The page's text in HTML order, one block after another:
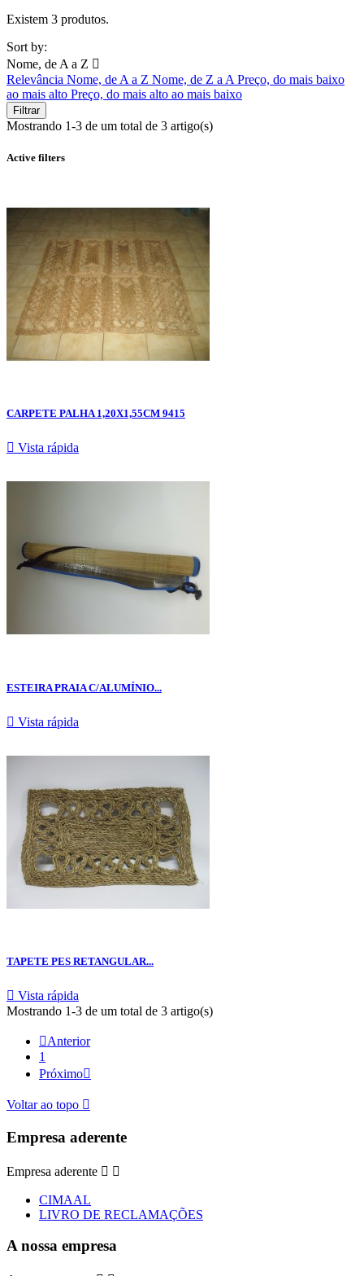
Existem 3 produtos.
Sort by:
Nome, de A a Z 
Relevância Nome, de A a Z Nome, de Z a A Preço, do mais baixo
ao mais alto Preço, do mais alto ao mais baixo
Filtrar
Mostrando 1-3 de um total de 3 artigo(s)
Active filters
CARPETE PALHA 1,20X1,55CM 9415
 Vista rápida
ESTEIRA PRAIA C/ALUMÍNIO...
 Vista rápida
TAPETE PES RETANGULAR...
 Vista rápida
Mostrando 1-3 de um total de 3 artigo(s)
Anterior
1
Próximo
Voltar ao topo 
Empresa aderente
Empresa aderente  
CIMAAL
LIVRO DE RECLAMAÇÕES
A nossa empresa